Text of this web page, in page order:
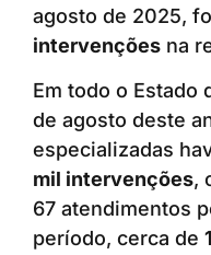
agosto de 2025,
intervenções na
Em todo o Estado
de agosto deste
especializadas
mil intervenções,
67 atendimentos
período, cerca de